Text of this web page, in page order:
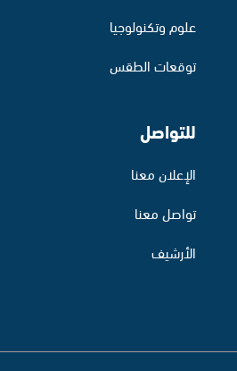
علوم وتكنولوجيا
توقعات الطقس
للتواصل
الإعلان معنا
تواصل معنا
الأرشيف